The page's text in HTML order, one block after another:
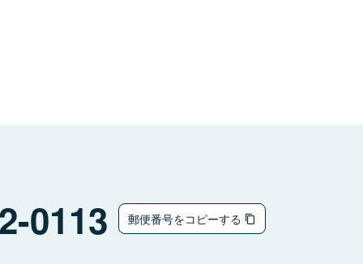
0113 郵便番号をコピーする